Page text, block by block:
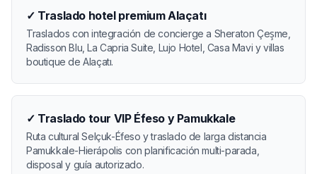
✓ Traslado hotel premium Alaçatı
Traslados con integración de concierge a Sheraton Çeşme,
Radisson Blu, La Capria Suite, Lujo Hotel, Casa Mavi y villas
boutique de Alaçatı.
✓ Traslado tour VIP Éfeso y Pamukkale
Ruta cultural Selçuk-Éfeso y traslado de larga distancia
Pamukkale-Hierápolis con planificación multi-parada,
disposal y guía autorizado.